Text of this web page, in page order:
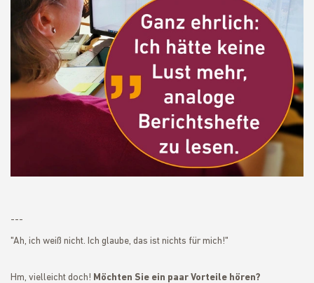
---
"Ah, ich weiß nicht. Ich glaube, das ist nichts für mich!"
Hm, vielleicht doch! Möchten Sie ein paar Vorteile hören?